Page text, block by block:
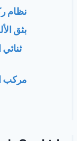
نظام
بثق
ثنائي
مركب